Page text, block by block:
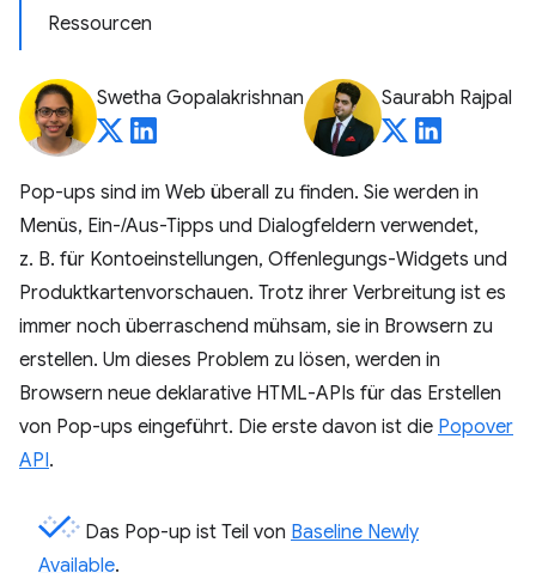
Ressourcen
Swetha Gopalakrishnan Saurabh Rajpal
Pop-ups sind im Web überall zu finden. Sie werden in
Menüs, Ein-/Aus-Tipps und Dialogfeldern verwendet,
z. B. für Kontoeinstellungen, Offenlegungs-Widgets und
Produktkartenvorschauen. Trotz ihrer Verbreitung ist es
immer noch überraschend mühsam, sie in Browsern zu
erstellen. Um dieses Problem zu lösen, werden in
Browsern neue deklarative HTML-APIs für das Erstellen
von Pop-ups eingeführt. Die erste davon ist die Popover
API.
Das Pop-up ist Teil von Baseline Newly
Available.